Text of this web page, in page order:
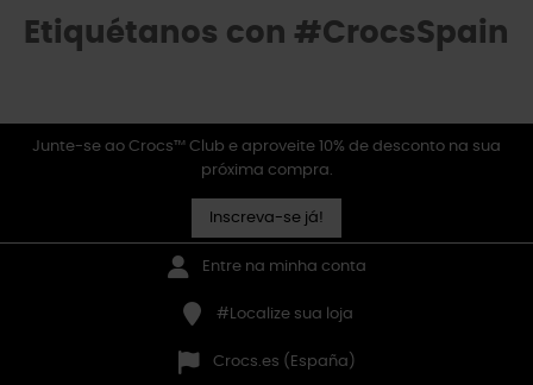
Etiquétanos con #CrocsSpain
Junte-se ao Crocs™ Club e aproveite 10% de desconto na sua
próxima compra.
Inscreva-se já!
Entre na minha conta
#Localize sua loja
Crocs.es (España)